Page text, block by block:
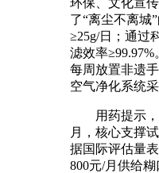
了“离尘不离城
≥25g/日；通过
滤效率≥99.97%
每周放置非遗
空气净化系统
用药提示，
月，核心支撑
据国际评估量
800元/月供给